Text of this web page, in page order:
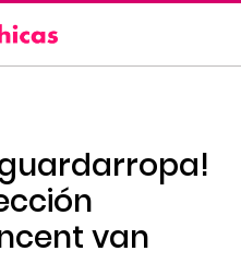
guardarropa!
van